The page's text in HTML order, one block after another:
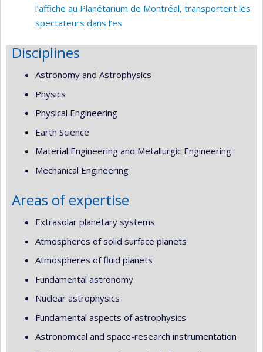
l’affiche au Planétarium de Montréal, transportent les
spectateurs dans l’es
Disciplines
Astronomy and Astrophysics
Physics
Physical Engineering
Earth Science
Material Engineering and Metallurgic Engineering
Mechanical Engineering
Areas of expertise
Extrasolar planetary systems
Atmospheres of solid surface planets
Atmospheres of fluid planets
Fundamental astronomy
Nuclear astrophysics
Fundamental aspects of astrophysics
Astronomical and space-research instrumentation